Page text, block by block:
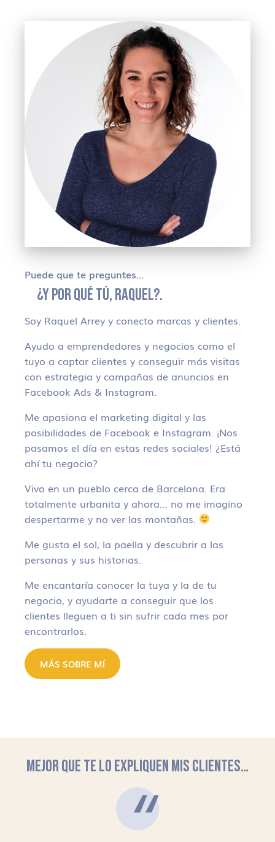
Puede que te preguntes…
¿Y POR QUÉ TÚ, RAQUEL?.
Soy Raquel Arrey y conecto marcas y clientes.
Ayudo a emprendedores y negocios como el
tuyo a captar clientes y conseguir más visitas
con estrategia y campañas de anuncios en
Facebook Ads & Instagram.
Me apasiona el marketing digital y las
posibilidades de Facebook e Instagram. ¡Nos
pasamos el día en estas redes sociales! ¿Está
ahí tu negocio?
Vivo en un pueblo cerca de Barcelona. Era
totalmente urbanita y ahora… no me imagino
despertarme y no ver las montañas.
Me gusta el sol, la paella y descubrir a las
personas y sus historias.
Me encantaría conocer la tuya y la de tu
negocio, y ayudarte a conseguir que los
clientes lleguen a ti sin sufrir cada mes por
encontrarlos.
MÁS SOBRE MÍ
MEJOR QUE TE LO EXPLIQUEN MIS CLIENTES…